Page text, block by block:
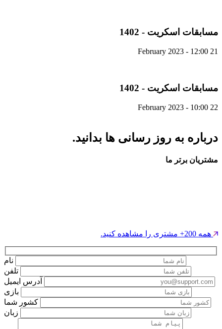
مسابقات اسکریت - 1402
21 February 2023 - 12:00
مسابقات اسکریت - 1402
22 February 2023 - 10:00
درباره به روز رسانی ها بدانید.
مشتریان برتر ما
همه 200+ مشتری را مشاهده کنید.
نام
تلفن
آدرس ایمیل
بازی
کشور شما
زبان